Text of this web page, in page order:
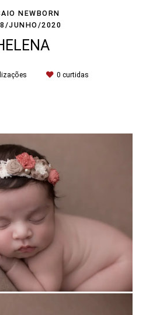
NEWBORN
JUNHO/2020
0 curtidas